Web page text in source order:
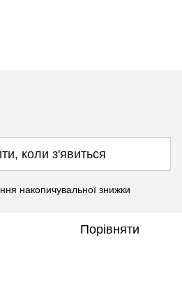
коли з'явиться
накопичувальної знижки
Порівняти